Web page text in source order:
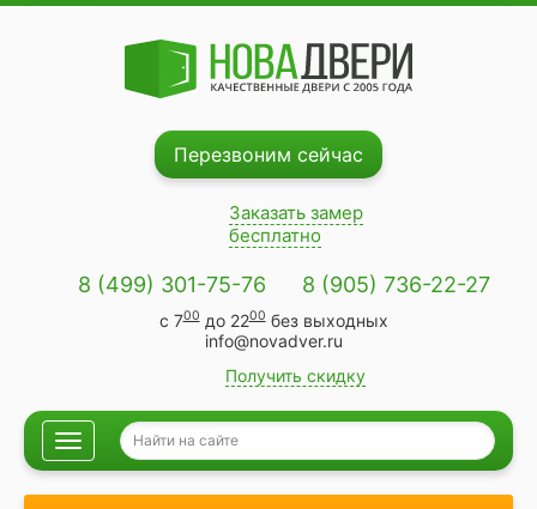
Перезвоним сейчас
Заказать замер
бесплатно
8 (499) 301-75-76 8 (905) 736-22-27
с 700до 2200без выходных
info@novadver.ru
Получить скидку
Навигация